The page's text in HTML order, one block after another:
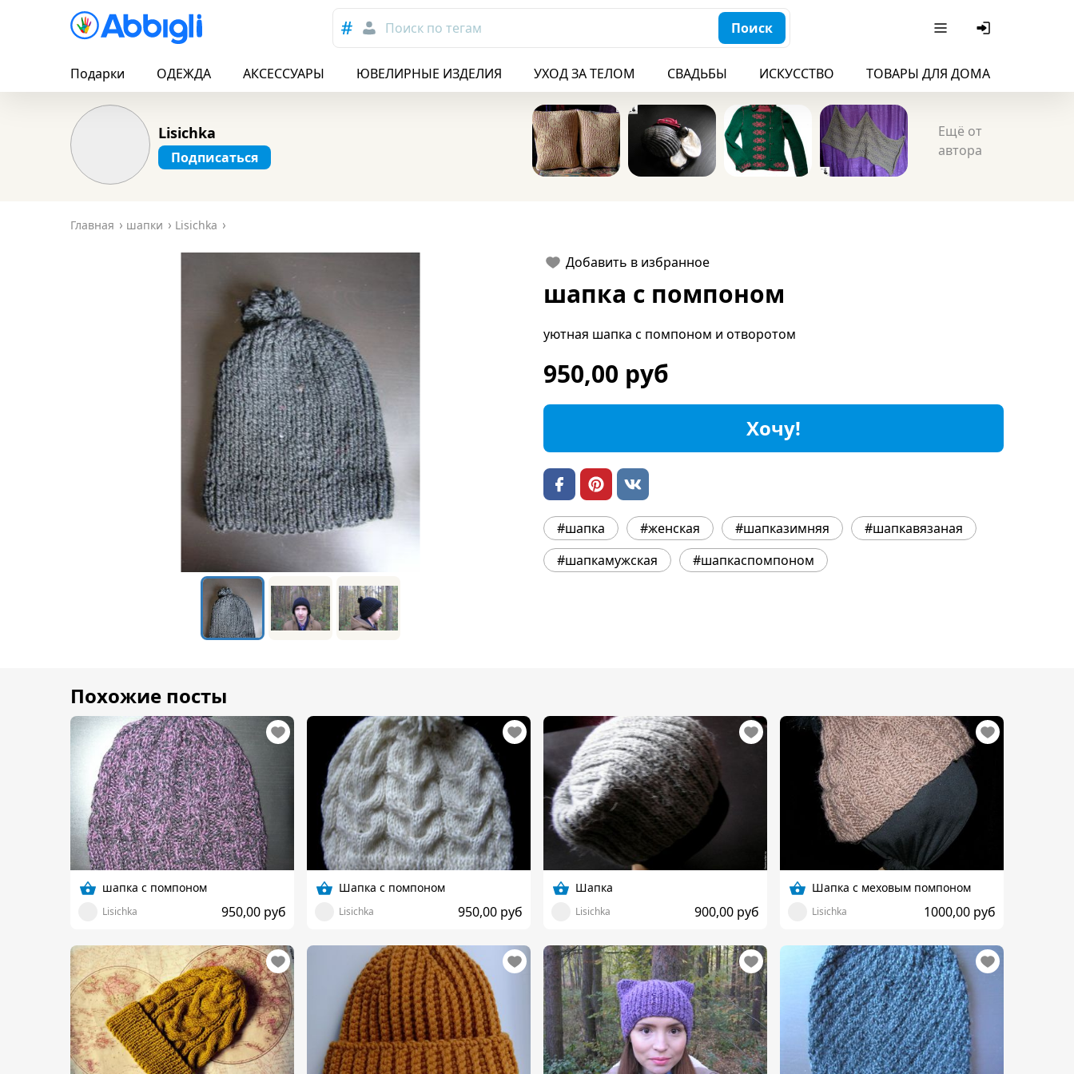
Поиск по тегам Поиск
Подарки ОДЕЖДА АКСЕССУАРЫ ЮВЕЛИРНЫЕ ИЗДЕЛИЯ УХОД ЗА ТЕЛОМ СВАДЬБЫ ИСКУССТВО ТОВАРЫ ДЛЯ ДОМА
Lisichka
Подписаться
Ещё от
автора
Главная шапки Lisichka
Добавить в избранное
шапка с помпоном
уютная шапка с помпоном и отворотом
950,00 руб
Хочу!
#шапка #женская #шапказимняя
#шапкавязаная
#шапкамужская
#шапкаспомпоном
Похожие посты
шапка с помпоном
Lisichka 950,00 руб
Шапка с помпоном
Lisichka 950,00 руб
Шапка
Lisichka 900,00 руб
Шапка с меховым помпоном
Lisichka 1000,00 руб